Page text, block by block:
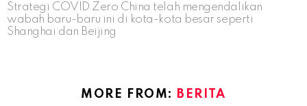
Strategi COVID Zero China telah mengendalikan
wabah baru-baru ini di kota-kota besar seperti
Shanghai dan Beijing
MORE FROM: BERITA